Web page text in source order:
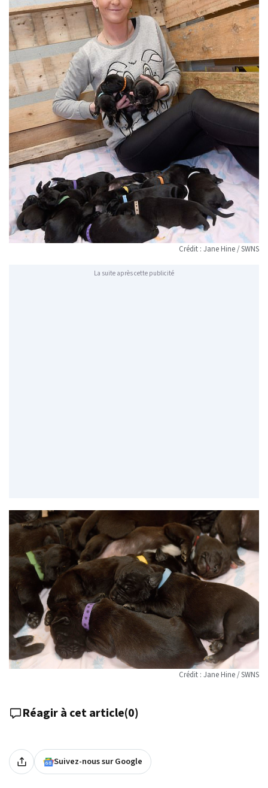
Crédit : Jane Hine / SWNS
La suite après cette publicité
Crédit : Jane Hine / SWNS
Réagir à cet article(0)
Suivez-nous sur Google